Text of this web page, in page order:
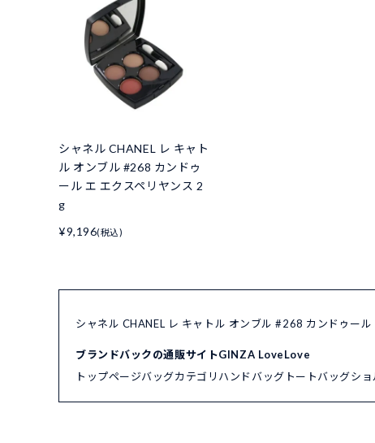
シャネル CHANEL レ キャト
ル オンブル #268 カンドゥ
ール エ エクスペリヤンス 2
g
¥9,196(税込)
シャネル CHANEL レ キャトル オンブル #268 カンドゥー
ブランドバックの通販サイトGINZA LoveLove
トップページバッグカテゴリ ハンドバッグ トートバッグシ